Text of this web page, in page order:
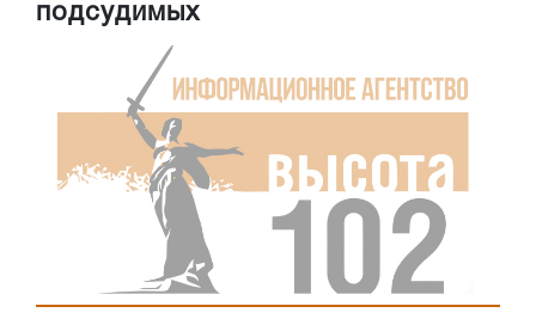
подсудимых